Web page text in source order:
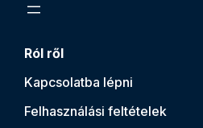
Ról ről
Kapcsolatba lépni
Felhasználási feltételek